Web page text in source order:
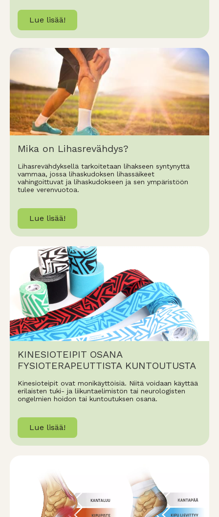
Lue lisää!
Mika on Lihasrevähdys?
Lihasrevähdyksellä tarkoitetaan lihakseen syntynyttä
vammaa, jossa lihaskudoksen lihassäikeet
vahingoittuvat ja lihaskudokseen ja sen ympäristöön
tulee verenvuotoa.
Lue lisää!
KINESIOTEIPIT OSANA
FYSIOTERAPEUTTISTA KUNTOUTUSTA
Kinesioteipit ovat monikäyttöisiä. Niitä voidaan käyttää
erilaisten tuki- ja liikuntaelimistön tai neurologisten
ongelmien hoidon tai kuntoutuksen osana.
Lue lisää!